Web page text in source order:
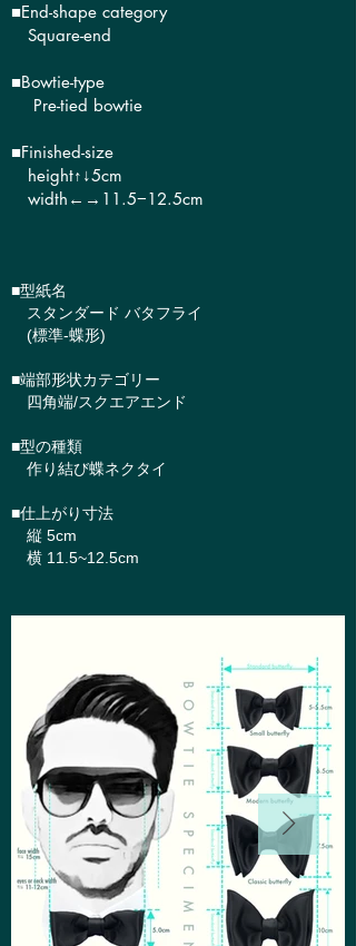
■End-shape category
Square-end
■Bowtie-type
Pre-tied bowtie
■​Finished-size
height↑↓5cm
width←→11.5−12.5cm
■型紙名
スタンダード バタフライ
(標準-蝶形)
■端部形状カテゴリー
四角端/スクエアエンド
■型の種類
作り結び蝶ネクタイ
■仕上がり寸法
縦 5cm
横 11.5~12.5cm